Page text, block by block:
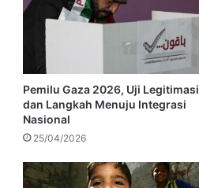
Pemilu Gaza 2026, Uji Legitimasi
dan Langkah Menuju Integrasi
Nasional
25/04/2026